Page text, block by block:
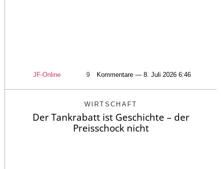
JF-Online 9 Kommentare — 8. Juli 2026 6:46
WIRTSCHAFT
Der Tankrabatt ist Geschichte – der
Preisschock nicht